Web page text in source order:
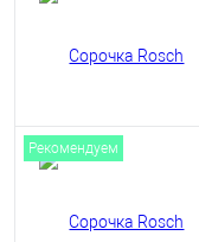
Рекомендуем